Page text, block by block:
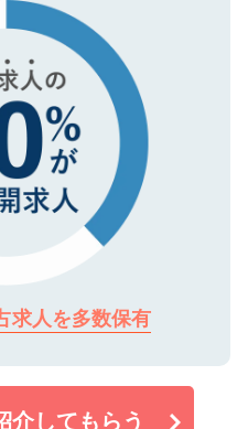
てもご安心ください。
求人を多数保有
介してもらう